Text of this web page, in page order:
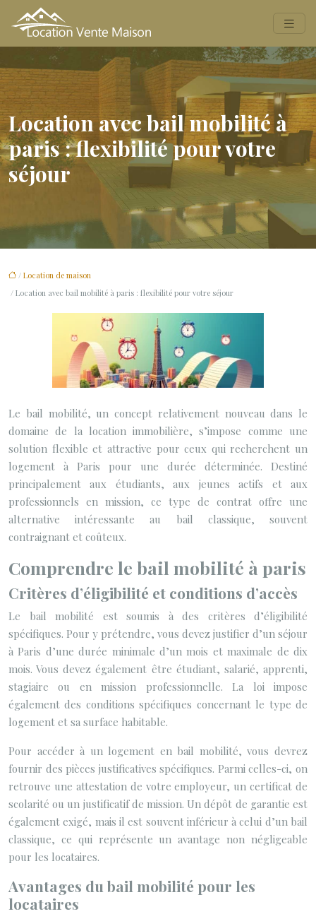
Location avec bail mobilité à
paris : flexibilité pour votre
séjour
/ Location de maison
/ Location avec bail mobilité à paris : flexibilité pour votre séjour
Le bail mobilité, un concept relativement nouveau dans le
domaine de la location immobilière, s’impose comme une
solution flexible et attractive pour ceux qui recherchent un
logement à Paris pour une durée déterminée. Destiné
principalement aux étudiants, aux jeunes actifs et aux
professionnels en mission, ce type de contrat offre une
alternative intéressante au bail classique, souvent
contraignant et coûteux.
Comprendre le bail mobilité à paris
Critères d’éligibilité et conditions d’accès
Le bail mobilité est soumis à des critères d’éligibilité
spécifiques. Pour y prétendre, vous devez justifier d’un séjour
à Paris d’une durée minimale d’un mois et maximale de dix
mois. Vous devez également être étudiant, salarié, apprenti,
stagiaire ou en mission professionnelle. La loi impose
également des conditions spécifiques concernant le type de
logement et sa surface habitable.
Pour accéder à un logement en bail mobilité, vous devrez
fournir des pièces justificatives spécifiques. Parmi celles-ci, on
retrouve une attestation de votre employeur, un certificat de
scolarité ou un justificatif de mission. Un dépôt de garantie est
également exigé, mais il est souvent inférieur à celui d’un bail
classique, ce qui représente un avantage non négligeable
pour les locataires.
Avantages du bail mobilité pour les
locataires